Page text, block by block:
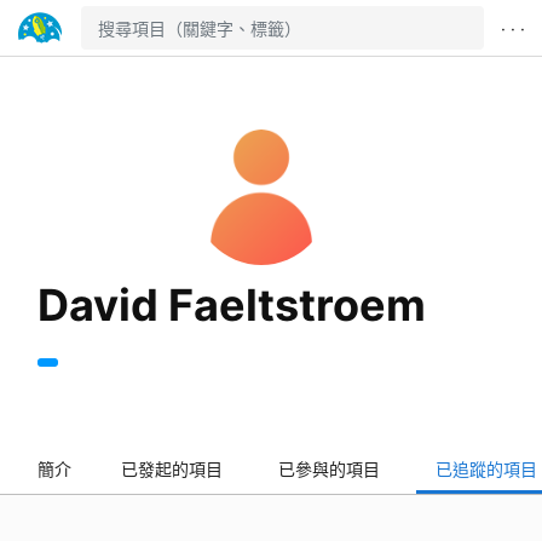
· · ·
David Faeltstroem
簡介 已發起的項目 已參與的項目 已追蹤的項目